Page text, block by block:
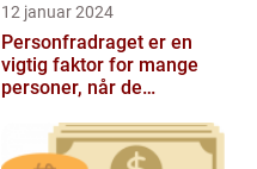
12 januar 2024
Personfradraget er en
vigtig faktor for mange
personer, når de
til Skattem...